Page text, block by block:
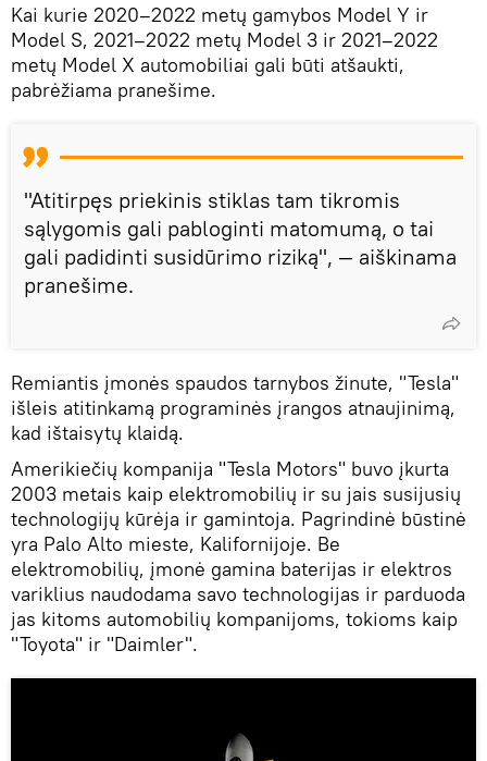
Kai kurie 2020–2022 metų gamybos Model Y ir
Model S, 2021–2022 metų Model 3 ir 2021–2022
metų Model X automobiliai gali būti atšaukti,
pabrėžiama pranešime.
"Atitirpęs priekinis stiklas tam tikromis
sąlygomis gali pabloginti matomumą, o tai
gali padidinti susidūrimo riziką", — aiškinama
pranešime.
Remiantis įmonės spaudos tarnybos žinute, "Tesla"
išleis atitinkamą programinės įrangos atnaujinimą,
kad ištaisytų klaidą.
Amerikiečių kompanija "Tesla Motors" buvo įkurta
2003 metais kaip elektromobilių ir su jais susijusių
technologijų kūrėja ir gamintoja. Pagrindinė būstinė
yra Palo Alto mieste, Kalifornijoje. Be
elektromobilių, įmonė gamina baterijas ir elektros
variklius naudodama savo technologijas ir parduoda
jas kitoms automobilių kompanijoms, tokioms kaip
"Toyota" ir "Daimler".